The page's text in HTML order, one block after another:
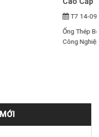
Cho Hệ Thống Đường Ống